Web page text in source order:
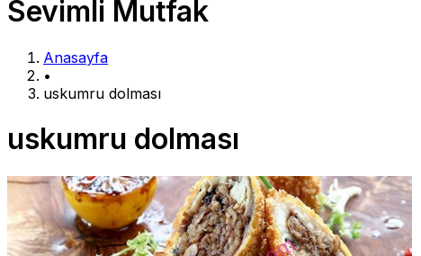
Sevimli Mutfak
Anasayfa
•
uskumru dolması
uskumru dolması